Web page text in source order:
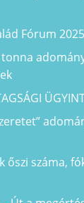
Fórum
tonna
őszi száma,